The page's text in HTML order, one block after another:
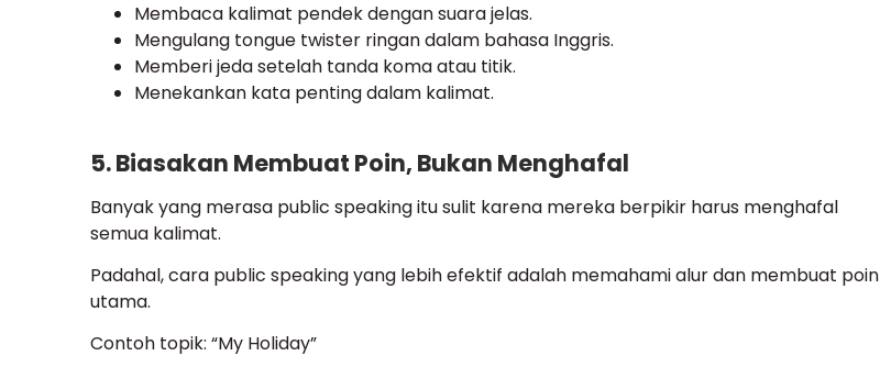
Membaca kalimat pendek dengan suara jelas.
Mengulang tongue twister ringan dalam bahasa Inggris.
Memberi jeda setelah tanda koma atau titik.
Menekankan kata penting dalam kalimat.
5. Biasakan Membuat Poin, Bukan Menghafal
Banyak yang merasa public speaking itu sulit karena mereka berpikir harus menghafal
semua kalimat.
Padahal, cara public speaking yang lebih efektif adalah memahami alur dan membuat poin
utama.
Contoh topik: “My Holiday”